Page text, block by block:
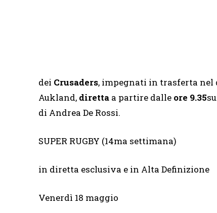
dei Crusaders, impegnati in trasferta nel
Aukland, diretta a partire dalle ore 9.35su
di Andrea De Rossi.
SUPER RUGBY (14ma settimana)
in diretta esclusiva e in Alta Definizione
Venerdì 18 maggio